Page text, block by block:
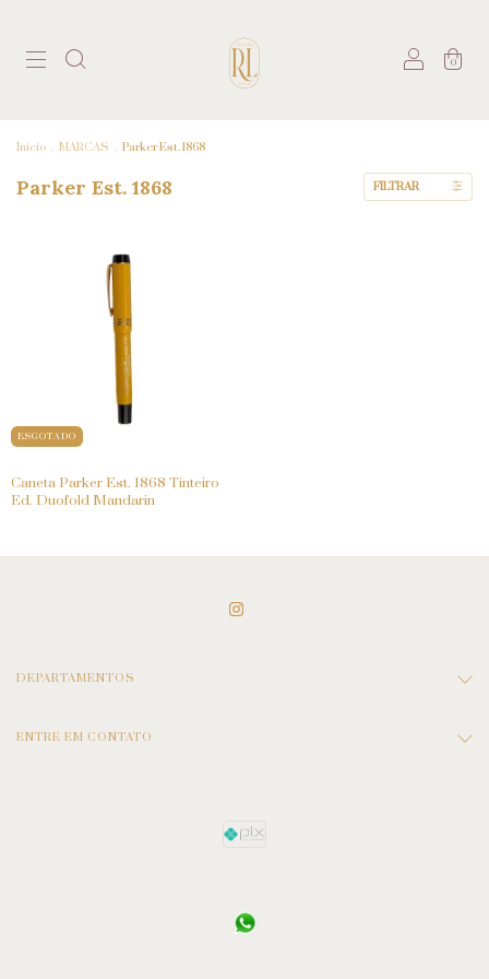
0
Início . MARCAS . Parker Est. 1868
Parker Est. 1868 FILTRAR
ESGOTADO
Caneta Parker Est. 1868 Tinteiro
Ed. Duofold Mandarin
DEPARTAMENTOS
ENTRE EM CONTATO